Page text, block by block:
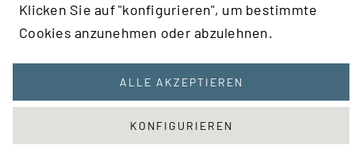
'SCROLLTOTOP')}
Klicken Sie auf "konfigurieren", um bestimmte
Cookies anzunehmen oder abzulehnen.
ALLE AKZEPTIEREN
KONFIGURIEREN